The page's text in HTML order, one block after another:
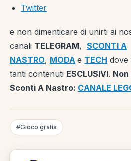
Twitter
e non dimenticare di unirti ai
canali TELEGRAM, SCONTI A
NASTRO, MODA e TECH dove
tanti contenuti ESCLUSIVI.
Sconti A Nastro: CANALE
#Gioco gratis